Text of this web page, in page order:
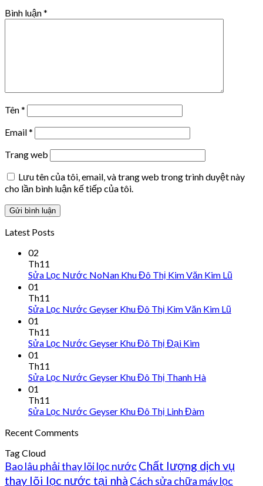
Bình luận*
Tên*
Email*
Trang web
Lưu tên của tôi, email, và trang web trong trình duyệt này
cho lần bình luận kế tiếp của tôi.
Latest Posts
02
Th11
Sửa Lọc Nước NoNan Khu Đô Thị Kim Văn Kim Lũ
01
Th11
Sửa Lọc Nước Geyser Khu Đô Thị Kim Văn Kim Lũ
01
Th11
Sửa Lọc Nước Geyser Khu Đô Thị Đại Kim
01
Th11
Sửa Lọc Nước Geyser Khu Đô Thị Thanh Hà
01
Th11
Sửa Lọc Nước Geyser Khu Đô Thị Linh Đàm
Recent Comments
Tag Cloud
Bao lâu phải thay lõi lọc nước Chất lượng dịch vụ
thay lõi lọc nước tại nhà Cách sửa chữa máy lọc